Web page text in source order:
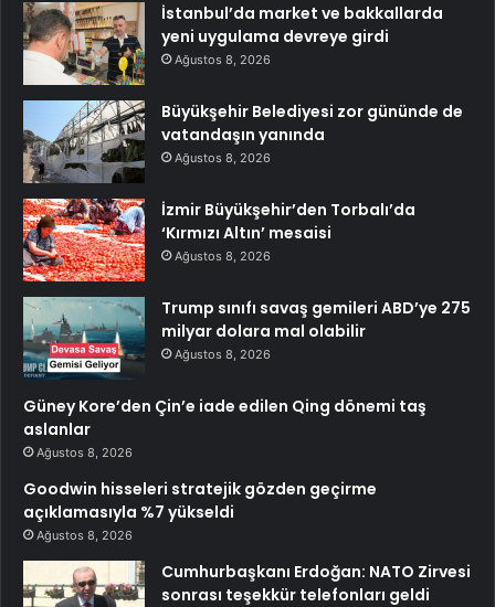
İstanbul’da market ve bakkallarda
yeni uygulama devreye girdi
Ağustos 8, 2026
Büyükşehir Belediyesi zor gününde de
vatandaşın yanında
Ağustos 8, 2026
İzmir Büyükşehir’den Torbalı’da
‘Kırmızı Altın’ mesaisi
Ağustos 8, 2026
Trump sınıfı savaş gemileri ABD’ye 275
milyar dolara mal olabilir
Ağustos 8, 2026
Güney Kore’den Çin’e iade edilen Qing dönemi taş
aslanlar
Ağustos 8, 2026
Goodwin hisseleri stratejik gözden geçirme
açıklamasıyla %7 yükseldi
Ağustos 8, 2026
Cumhurbaşkanı Erdoğan: NATO Zirvesi
sonrası teşekkür telefonları geldi